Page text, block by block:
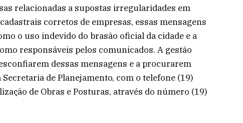
relacionadas a supostas irregularidades em
corretos de empresas, essas mensagens
o uso indevido do brasão oficial da cidade e a
responsáveis pelos comunicados. A gestão
dessas mensagens e a procurarem
de Planejamento, com o telefone (19)
de Obras e Posturas, através do número (19)